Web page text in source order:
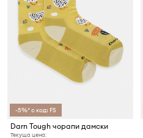
-5%* с код: FS
Darn Tough чорапи дамски
Текуща цена: